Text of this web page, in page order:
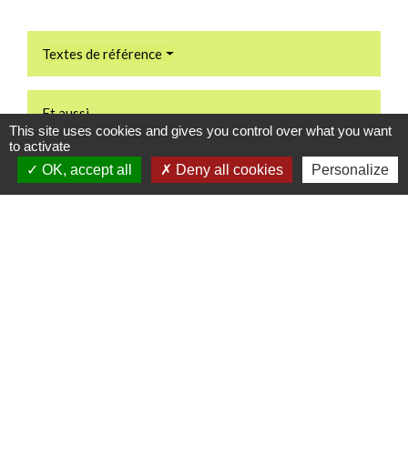
Textes de référence
Et aussi
Congé de maternité dans la fonction publique
Travail - Formation
This site uses cookies and gives you control over what you want
to activate
OK, accept all
Deny all cookies Personalize